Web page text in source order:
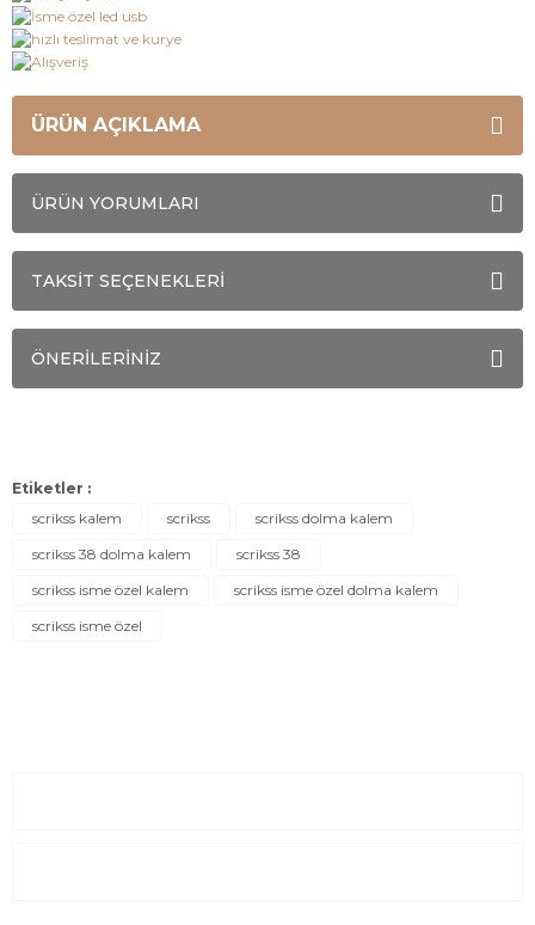
ÜRÜN AÇIKLAMA
ÜRÜN YORUMLARI
TAKSİT SEÇENEKLERİ
ÖNERİLERİNİZ
Etiketler :
scrikss kalem
scrikss
scrikss dolma kalem
scrikss 38 dolma kalem
scrikss 38
scrikss isme özel kalem
scrikss isme özel dolma kalem
scrikss isme özel